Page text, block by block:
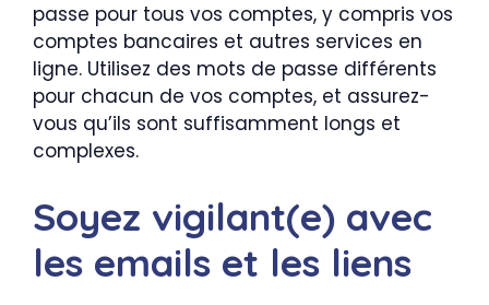
passe pour tous vos comptes, y compris vos
comptes bancaires et autres services en
ligne. Utilisez des mots de passe différents
pour chacun de vos comptes, et assurez-
vous qu’ils sont suffisamment longs et
complexes.
Soyez vigilant(e) avec
les emails et les liens